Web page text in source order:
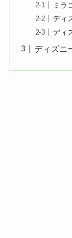
ミラ
ディ
ディ
ディズニ